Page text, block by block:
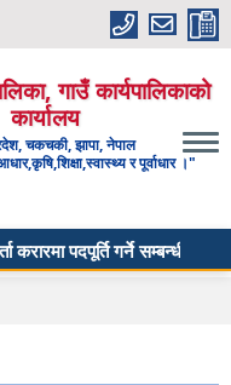
गाउँ कार्यपालिकाको
कार्यालय
चकचकी, झापा, नेपाल
र पूर्वाधार ।"
पदपूर्ति गर्ने सम्बन्धी सूचना ।